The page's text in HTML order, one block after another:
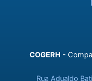
COGERH -
Rua Adualdo